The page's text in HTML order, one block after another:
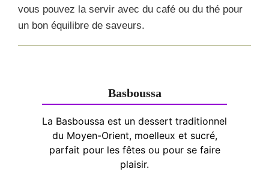
vous pouvez la servir avec du café ou du thé pour
un bon équilibre de saveurs.
Basboussa
La Basboussa est un dessert traditionnel
du Moyen-Orient, moelleux et sucré,
parfait pour les fêtes ou pour se faire
plaisir.